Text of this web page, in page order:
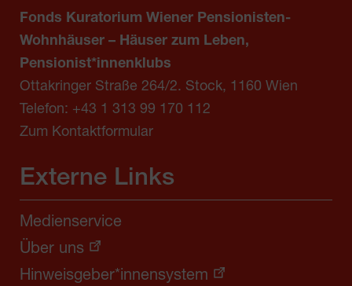
Fonds Kuratorium Wiener Pensionisten-
Wohnhäuser – Häuser zum Leben,
Pensionist*innenklubs
Ottakringer Straße 264/2. Stock, 1160 Wien
Telefon: +43 1 313 99 170 112
Zum Kontaktformular
Externe Links
Medienservice
Über uns
Hinweisgeber*innensystem